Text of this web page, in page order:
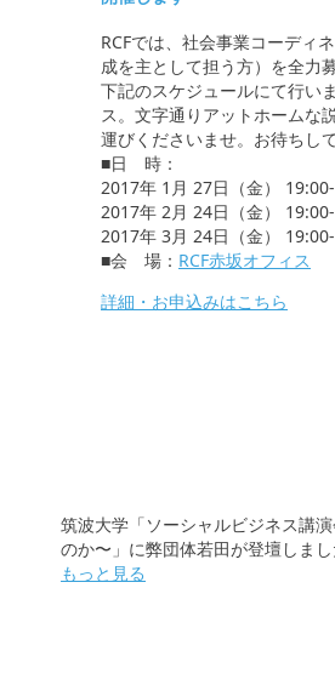
RCFでは、社会事業コーディ
成を主として担う方）を全力
下記のスケジュールにて行い
ス。文字通りアットホームな
運びくださいませ。お待ちし
■日 時：
2017年 1月 27日（金）
2017年 2月 24日（金）
2017年 3月 24日（金）
■会 場： RCF赤坂オフィス
詳細・お申込みはこちら
筑波大学「ソーシャルビジネス講
のか〜」に弊団体若田が登壇しま
もっと見る